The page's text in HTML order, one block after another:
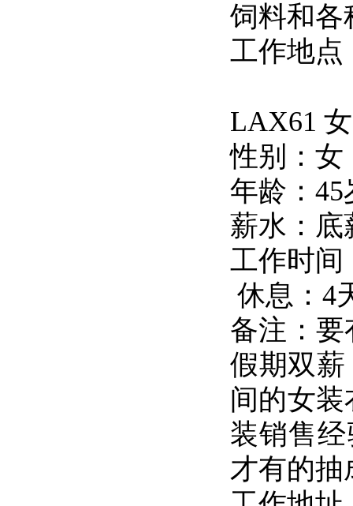
饲料和各
工作地点
LAX61
性别：女
年龄：
薪水：底
工作时间
休息：4
备注：
假期双薪
间的女
装销售
才有的抽